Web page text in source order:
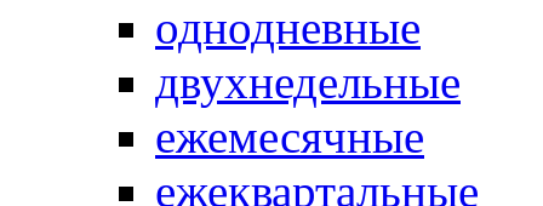
однодневные
двухнедельные
ежемесячные
ежеквартальные